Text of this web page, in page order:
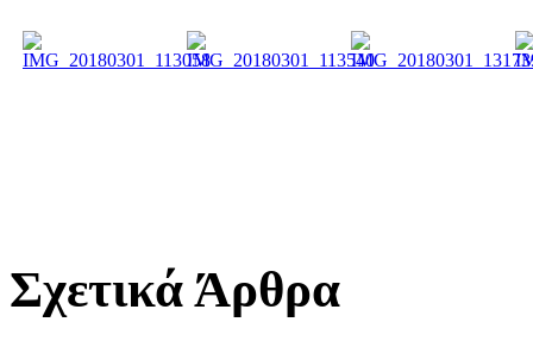
Σχετικά Άρθρα